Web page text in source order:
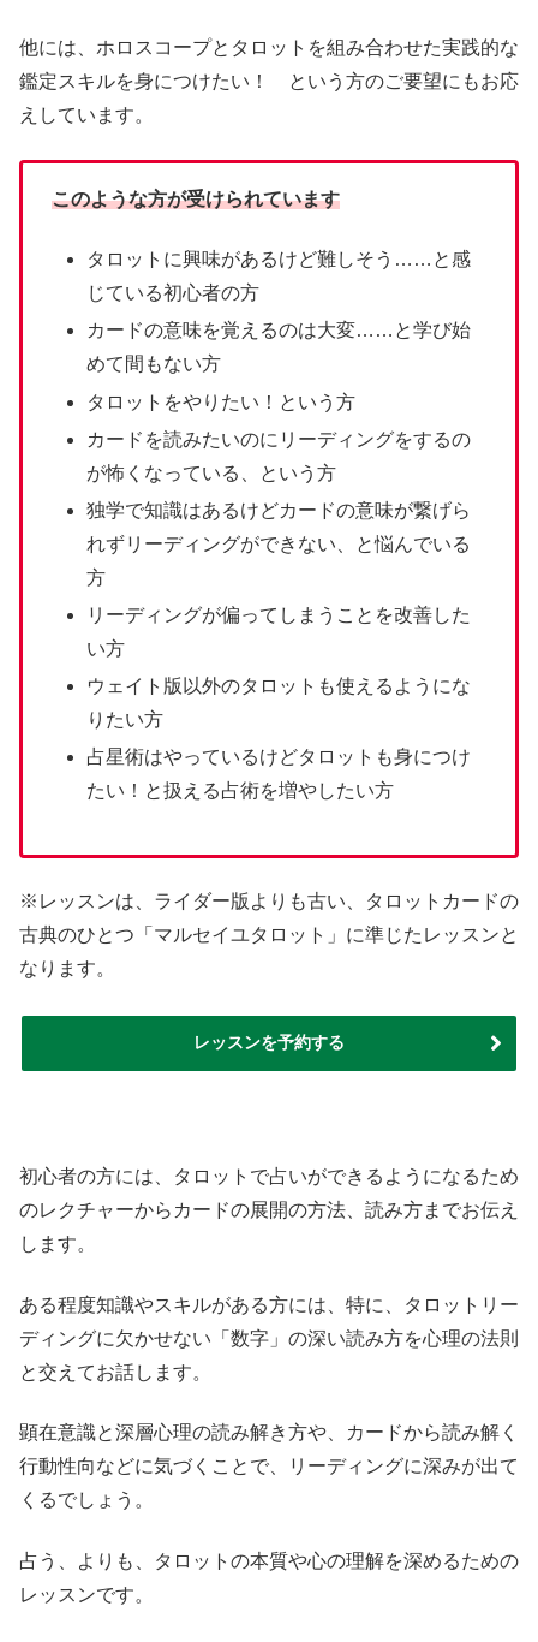
他には、ホロスコープとタロットを組み合わせた実践的な
鑑定スキルを身につけたい！ という方のご要望にもお応
えしています。
このような方が受けられています
タロットに興味があるけど難しそう……と感
じている初心者の方
カードの意味を覚えるのは大変……と学び始
めて間もない方
タロットをやりたい！という方
カードを読みたいのにリーディングをするの
が怖くなっている、という方
独学で知識はあるけどカードの意味が繋げら
れずリーディングができない、と悩んでいる
方
リーディングが偏ってしまうことを改善した
い方
ウェイト版以外のタロットも使えるようにな
りたい方
占星術はやっているけどタロットも身につけ
たい！と扱える占術を増やしたい方
※レッスンは、ライダー版よりも古い、タロットカードの
古典のひとつ「マルセイユタロット」に準じたレッスンと
なります。
レッスンを予約する
初心者の方には、タロットで占いができるようになるため
のレクチャーからカードの展開の方法、読み方までお伝え
します。
ある程度知識やスキルがある方には、特に、タロットリー
ディングに欠かせない「数字」の深い読み方を心理の法則
と交えてお話します。
顕在意識と深層心理の読み解き方や、カードから読み解く
行動性向などに気づくことで、リーディングに深みが出て
くるでしょう。
占う、よりも、タロットの本質や心の理解を深めるための
レッスンです。